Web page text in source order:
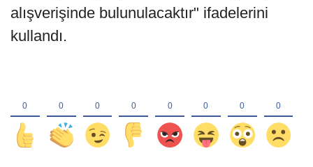
alışverişinde bulunulacaktır" ifadelerini
kullandı.